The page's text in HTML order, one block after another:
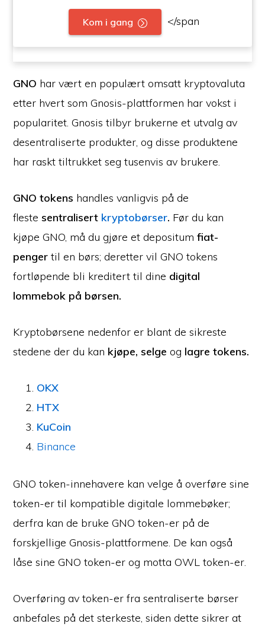
Kom i gang </span
GNO har vært en populært omsatt kryptovaluta
etter hvert som Gnosis-plattformen har vokst i
popularitet. Gnosis tilbyr brukerne et utvalg av
desentraliserte produkter, og disse produktene
har raskt tiltrukket seg tusenvis av brukere.
GNO tokens handles vanligvis på de
flestesentralisert kryptobørser. Før du kan
kjøpe GNO, må du gjøre et depositumfiat-
penger til en børs; deretter vil GNO tokens
fortløpende bli kreditert til dine digital
lommebok på børsen.
Kryptobørsene nedenfor er blant de sikreste
stedene der du kan kjøpe, selge og lagre tokens.
OKX
HTX
KuCoin
Binance
GNO token-innehavere kan velge å overføre sine
token-er til kompatible digitale lommebøker;
derfra kan de bruke GNO token-er på de
forskjellige Gnosis-plattformene. De kan også
låse sine GNO token-er og motta OWL token-er.
Overføring av token-er fra sentraliserte børser
anbefales på det sterkeste, siden dette sikrer at